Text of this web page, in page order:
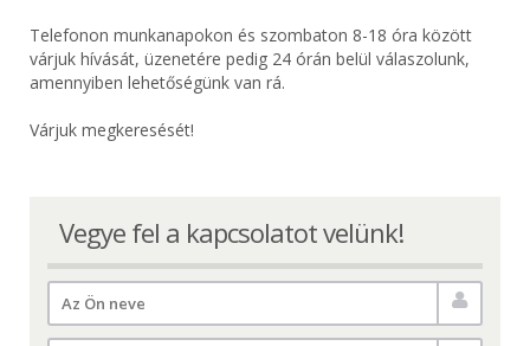
Telefonon munkanapokon és szombaton 8-18 óra között
várjuk hívását, üzenetére pedig 24 órán belül válaszolunk,
amennyiben lehetőségünk van rá.
Várjuk megkeresését!
Vegye fel a kapcsolatot velünk!